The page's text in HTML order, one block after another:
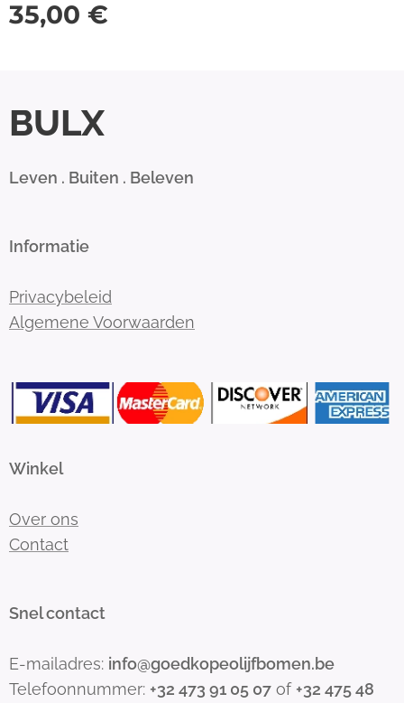
35,00 €
BULX
Leven . Buiten . Beleven
Informatie
Privacybeleid
Algemene Voorwaarden
Winkel
Over ons
Contact
Snel contact
E-mailadres: info@goedkopeolijfbomen.be
Telefoonnummer: +32 473 91 05 07 of +32 475 48